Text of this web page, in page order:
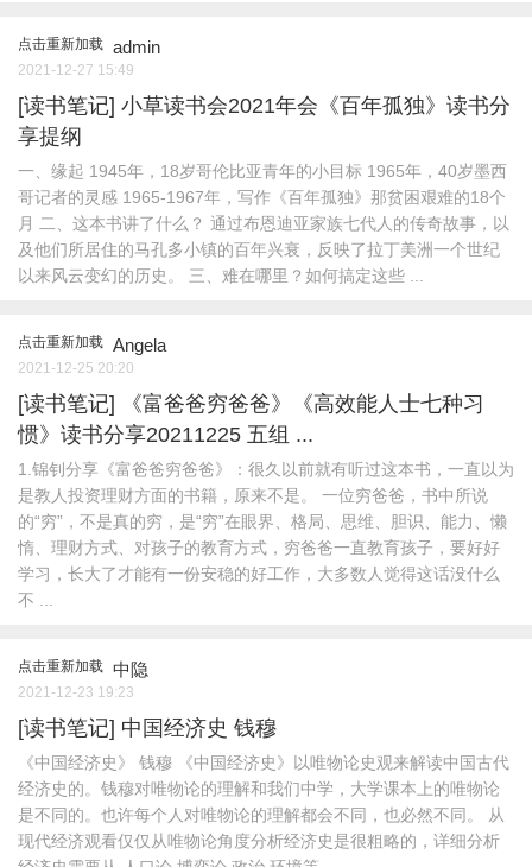
点击重新加载 admin
2021-12-27 15:49
[读书笔记] 小草读书会2021年会《百年孤独》读书分
享提纲
一、缘起 1945年，18岁哥伦比亚青年的小目标 1965年，40岁墨西
哥记者的灵感 1965-1967年，写作《百年孤独》那贫困艰难的18个
月 二、这本书讲了什么？ 通过布恩迪亚家族七代人的传奇故事，以
及他们所居住的马孔多小镇的百年兴衰，反映了拉丁美洲一个世纪
以来风云变幻的历史。 三、难在哪里？如何搞定这些 ...
点击重新加载 Angela
2021-12-25 20:20
[读书笔记] 《富爸爸穷爸爸》《高效能人士七种习
惯》读书分享20211225 五组 ...
1.锦钊分享《富爸爸穷爸爸》：很久以前就有听过这本书，一直以为
是教人投资理财方面的书籍，原来不是。 一位穷爸爸，书中所说
的“穷”，不是真的穷，是“穷”在眼界、格局、思维、胆识、能力、懒
惰、理财方式、对孩子的教育方式，穷爸爸一直教育孩子，要好好
学习，长大了才能有一份安稳的好工作，大多数人觉得这话没什么
不 ...
点击重新加载 中隐
2021-12-23 19:23
[读书笔记] 中国经济史 钱穆
《中国经济史》 钱穆 《中国经济史》以唯物论史观来解读中国古代
经济史的。钱穆对唯物论的理解和我们中学，大学课本上的唯物论
是不同的。也许每个人对唯物论的理解都会不同，也必然不同。 从
现代经济观看仅仅从唯物论角度分析经济史是很粗略的，详细分析